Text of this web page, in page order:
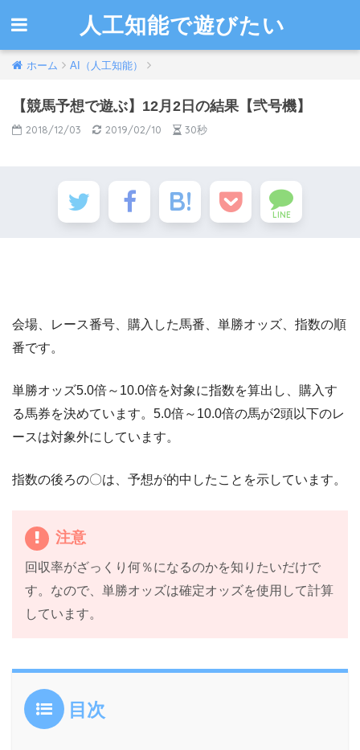
人工知能で遊びたい
ホーム AI（人工知能）
【競馬予想で遊ぶ】12月2日の結果【弐号機】
2018/12/03 2019/02/10 30秒
LINE
会場、レース番号、購入した馬番、単勝オッズ、指数の順
番です。
単勝オッズ5.0倍～10.0倍を対象に指数を算出し、購入す
る馬券を決めています。5.0倍～10.0倍の馬が2頭以下のレ
ースは対象外にしています。
指数の後ろの〇は、予想が的中したことを示しています。
注意
回収率がざっくり何％になるのかを知りたいだけで
す。なので、単勝オッズは確定オッズを使用して計算
しています。
目次